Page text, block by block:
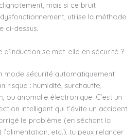
mais si ce bruit
dysfonctionnement, utilise la méthode
ci-dessus.
d’induction se met-elle en sécurité ?
mode sécurité automatiquement
risque : humidité, surchauffe,
ou anomalie électronique. C’est un
intelligent qui t’évite un accident.
le problème (en séchant la
etc.), tu peux relancer